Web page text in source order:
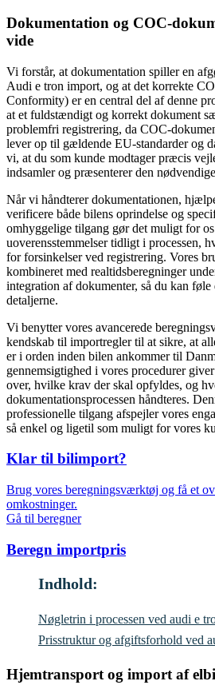
Dokumentation og COC-
vide
Vi forstår, at dokumentation spiller en
Audi e tron import, og at det korrekte
Conformity) er en central del af denne
at et fuldstændigt og korrekt dokument
problemfri registrering, da COC-
lever op til gældende EU-standarder og
vi, at du som kunde modtager præcis
indsamler og præsenterer den
Når vi håndterer dokumentationen,
verificere både bilens oprindelse og
omhyggelige tilgang gør det muligt for
uoverensstemmelser tidligt i processen,
for forsinkelser ved registrering. Vores
kombineret med realtidsberegninger
integration af dokumenter, så du kan
detaljerne.
Vi benytter vores avancerede
kendskab til importregler til at sikre, at
er i orden inden bilen ankommer til
gennemsigtighed i vores procedurer
over, hvilke krav der skal opfyldes, og
dokumentationsprocessen håndteres.
professionelle tilgang afspejler vores
så enkel og ligetil som muligt for vores
Klar til bilimport?
Brug vores beregningsværktøj og få et
omkostninger.
Gå til beregner
Beregn importpris
Indhold:
Nøgletrin i processen ved audi e
Prisstruktur og afgiftsforhold ved
Hjemtransport og import af